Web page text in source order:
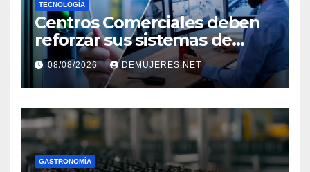
TECNOLOGÍA
Centros Comerciales deben
reforzar sus sistemas de
seguridad ante el
incremento de visitantes por
el Décimo Tercer Mes
08/08/2026 DEMUJERES.NET
GASTRONOMÍA